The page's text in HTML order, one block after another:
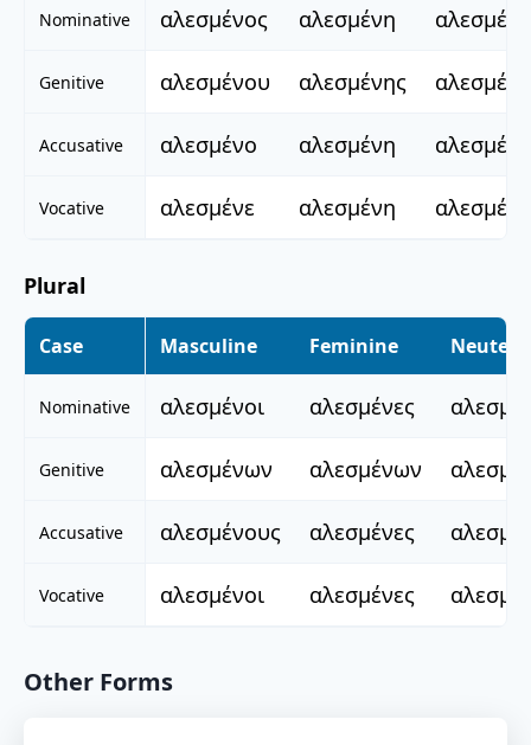
Nominative αλεσμένος αλεσμένη αλεσμένο
Genitive αλεσμένου αλεσμένης
Accusative αλεσμένο αλεσμένη αλεσμένο
Vocative αλεσμένε αλεσμένη αλεσμένο
Plural
Case Masculine Feminine Neuter
Nominative αλεσμένοι αλεσμένες
Genitive αλεσμένων αλεσμένων
Accusative αλεσμένους αλεσμένες
Vocative αλεσμένοι αλεσμένες
Other Forms